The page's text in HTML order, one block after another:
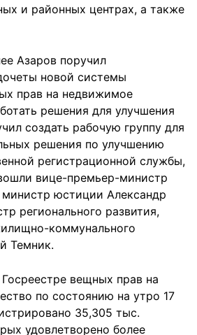
и районных центрах, а также
Азаров поручил
новой системы
прав на недвижимое
решения для улучшения
создать рабочую группу для
решения по улучшению
регистрационной службы,
вице-премьер-министр
министр юстиции Александр
регионального развития,
коммунального
Темник.
вещных прав на
по состоянию на утро 17
35,305 тыс.
удовлетворено более